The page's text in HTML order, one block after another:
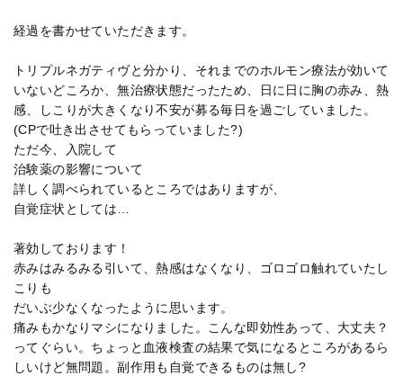
経過を書かせていただきます。
トリプルネガティヴと分かり、それまでのホルモン療法が効いて
いないどころか、無治療状態だったため、日に日に胸の赤み、熱
感、しこりが大きくなり不安が募る毎日を過ごしていました。
(CPで吐き出させてもらっていました?)
ただ今、入院して
治験薬の影響について
詳しく調べられているところではありますが、
自覚症状としては…
著効しております！
赤みはみるみる引いて、熱感はなくなり、ゴロゴロ触れていたし
こりも
だいぶ少なくなったように思います。
痛みもかなりマシになりました。こんな即効性あって、大丈夫？
ってぐらい。ちょっと血液検査の結果で気になるところがあるら
しいけど無問題。副作用も自覚できるものは無し?